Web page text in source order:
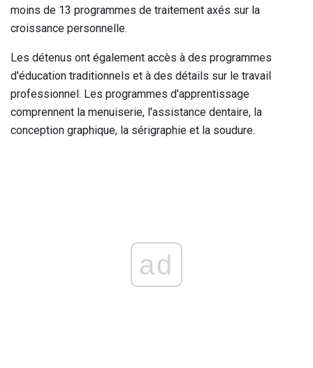
moins de 13 programmes de traitement axés sur la
croissance personnelle.
Les détenus ont également accès à des programmes
d'éducation traditionnels et à des détails sur le travail
professionnel. Les programmes d'apprentissage
comprennent la menuiserie, l'assistance dentaire, la
conception graphique, la sérigraphie et la soudure.
ad